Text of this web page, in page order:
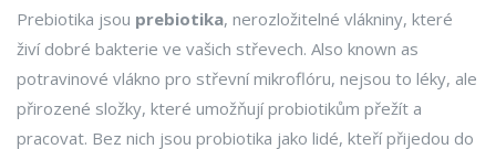
Prebiotika jsou prebiotika, nerozložitelné vlákniny, které
živí dobré bakterie ve vašich střevech. Also known as
potravinové vlákno pro střevní mikroflóru, nejsou to léky, ale
přirozené složky, které umožňují probiotikům přežít a
pracovat. Bez nich jsou probiotika jako lidé, kteří přijedou do